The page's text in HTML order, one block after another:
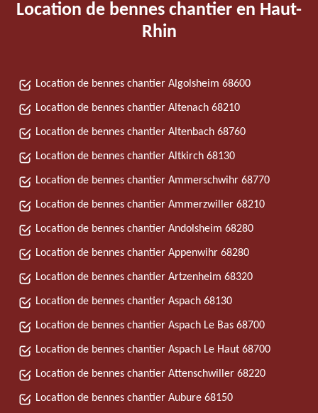
Location de bennes chantier en Haut-
Rhin
Location de bennes chantier Algolsheim 68600
Location de bennes chantier Altenach 68210
Location de bennes chantier Altenbach 68760
Location de bennes chantier Altkirch 68130
Location de bennes chantier Ammerschwihr 68770
Location de bennes chantier Ammerzwiller 68210
Location de bennes chantier Andolsheim 68280
Location de bennes chantier Appenwihr 68280
Location de bennes chantier Artzenheim 68320
Location de bennes chantier Aspach 68130
Location de bennes chantier Aspach Le Bas 68700
Location de bennes chantier Aspach Le Haut 68700
Location de bennes chantier Attenschwiller 68220
Location de bennes chantier Aubure 68150